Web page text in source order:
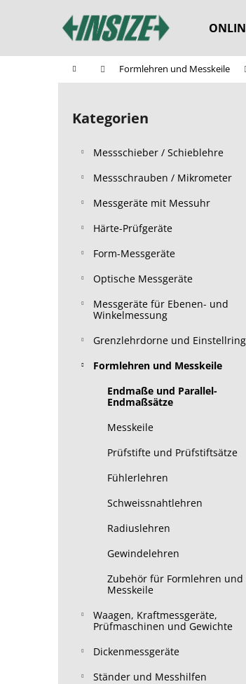
StartseiteFormlehren und Messkeile
S
Kategorien
überspringen
Kategorien
Messschieber / Schieblehre
Messschrauben / Mikrometer
Messgeräte mit Messuhr
Härte-Prüfgeräte
Form-Messgeräte
Optische Messgeräte
Messgeräte für Ebenen- und
Winkelmessung
Grenzlehrdorne und
Formlehren und Messkeile
Endmaße und Parallel-
Endmaßsätze
Messkeile
Prüfstifte und Prüfstiftsätze
Fühlerlehren
Schweissnahtlehren
Radiuslehren
Gewindelehren
Zubehör für Formlehren und
Messkeile
Waagen, Kraftmessgeräte,
Prüfmaschinen und Gewichte
Dickenmessgeräte
Ständer und Messhilfen
e
Zurück
zum
Zurück
zum